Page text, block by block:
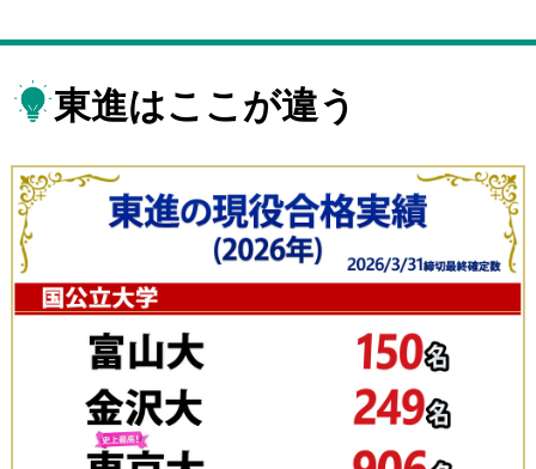
東進はここが違う